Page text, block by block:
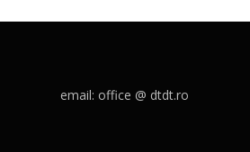
email: office @ dtdt.ro